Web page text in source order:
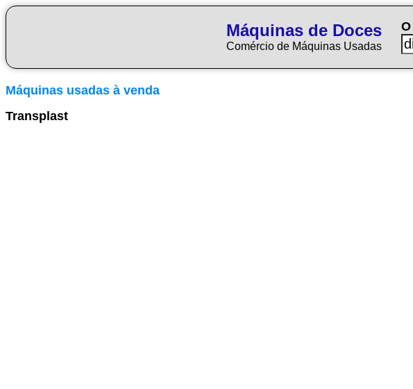
Máquinas de Doces
Comércio de Máquinas Usadas
Máquinas usadas à venda
Transplast